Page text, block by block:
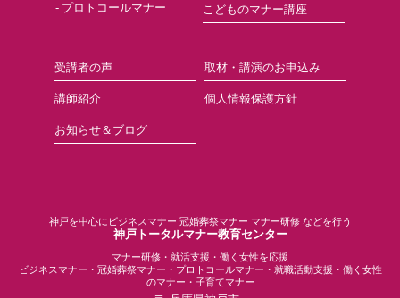
プロトコールマナー こどものマナー講座
受講者の声
講師紹介
お知らせ＆ブログ
取材・講演のお申込み
個人情報保護方針
神戸を中心にビジネスマナー 冠婚葬祭マナー マナー研修 などを行う
神戸トータルマナー教育センター
マナー研修・就活支援・働く女性を応援
ビジネスマナー・冠婚葬祭マナー・プロトコールマナー・就職活動支援・働く女性
のマナー・子育てマナー